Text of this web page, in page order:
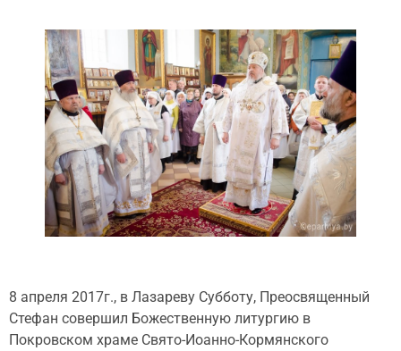
8 апреля 2017г., в Лазареву Субботу, Преосвященный
Стефан совершил Божественную литургию в
Покровском храме Свято-Иоанно-Кормянского